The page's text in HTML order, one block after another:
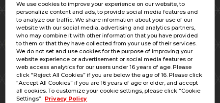
1
埼玉県
レム／ＩＲ
Lv.70 266回
覇神王
覇神王
覇神王
We use cookies to improve your experience on our website, to
personalize content and ads, to provide social media features and
to analyze our traffic. We share information about your use of our
website with our social media, advertising and analytics partners,
who may combine it with other information that you have provided
to them or that they have collected from your use of their services.
We do not set and use cookies for the purpose of improving your
website experience or advertisement or social media features or
web access analytics for our users under 16 years of age. Please
click “Reject All Cookies” if you are below the age of 16. Please click
“Accept All Cookies” if you are 16 years of age or older, and accept
all cookies. To customize your cookie settings, please click “Cookie
Settings”. Privacy Policy